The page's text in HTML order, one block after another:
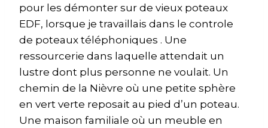
pour les démonter sur de vieux poteaux
EDF, lorsque je travaillais dans le controle
de poteaux téléphoniques . Une
ressourcerie dans laquelle attendait un
lustre dont plus personne ne voulait. Un
chemin de la Nièvre où une petite sphère
en vert verte reposait au pied d’un poteau.
Une maison familiale où un meuble en